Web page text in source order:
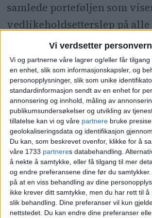
Vi verdsetter
Vi og partnerne våre lagrer og/eller får tilgang
en enhet, slik som informasjonskapsler, og
personopplysninger, slik som unike
standardinformasjon sendt av en enhet for
annonsering og innhold, måling av
publikumsundersøkelser og utvikling av
tillatelse kan vi og våre partnere bruke presise
geolokaliseringsdata og identifikasjon
Du kan, som beskrevet ovenfor, klikke for å
våre 1733 partneres databehandling.
å nekte å samtykke, eller få tilgang til mer
og endre preferansene dine før du samtykker.
på at en viss behandling av dine
ikke krever ditt samtykke, men du har rett til
slik behandling. Dine preferanser vil kun
nettstedet. Du kan endre dine preferanser
samlede porteføljen som
vedlikeholdsetterslep på alle
Begrensede rammer gjør det
redusere etterslepet, skriver
Gerd Robsahm Kjørveni
– På veisiden for eksempel
etterslepet raskere enn man
redusere det. Dette skyldes
veislitasjen øker som følge
kjøretøyparken består av
kjøretøy enn tidligere (elbiler
mv.), skriver Kjørven.